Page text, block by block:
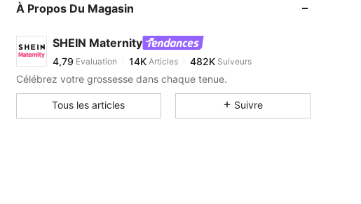
À Propos Du Magasin
SHEIN Maternity
4,79
14K
4,79
14KArticles 482K
d***aest en train de naviguer
4,79
14K
482K
Célébrez votre grossesse dans chaque tenue.
Tous les articles Suivre